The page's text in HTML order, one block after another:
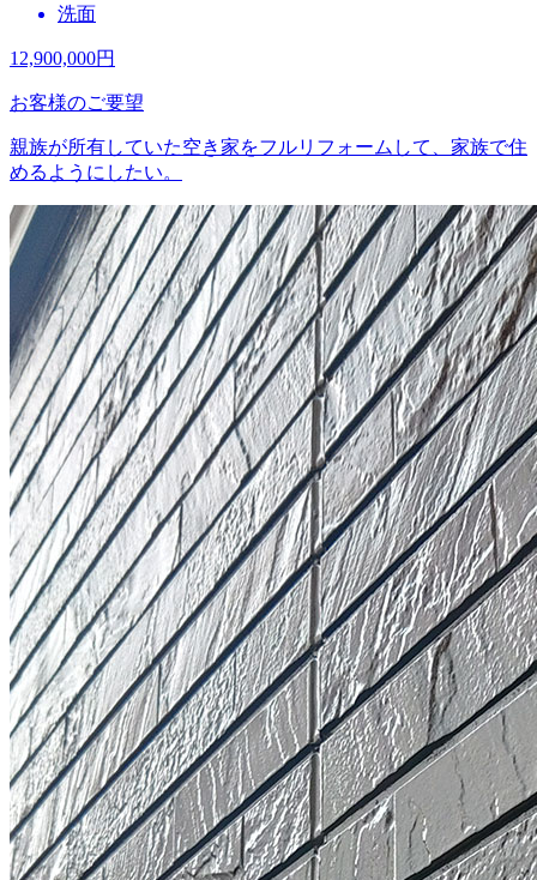
洗面
12,900,000円
お客様のご要望
親族が所有していた空き家をフルリフォームして、家族で住
めるようにしたい。